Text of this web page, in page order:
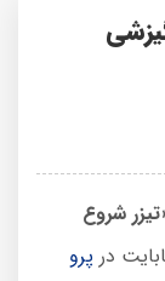
تیزر شروع
پرو